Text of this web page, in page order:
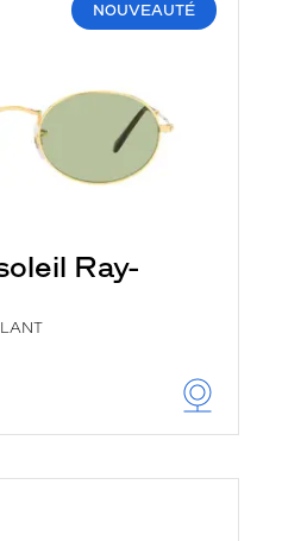
NOUVEAUTÉ
Ray-